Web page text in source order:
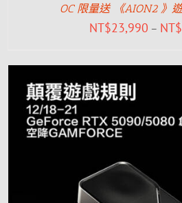
OC 限量送 《AION2 》
NT$23,990 – NT$